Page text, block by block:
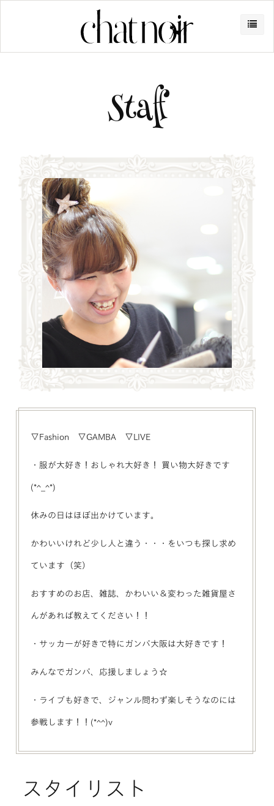
Staff
▽Fashion ▽GAMBA ▽LIVE
・服が大好き！おしゃれ大好き！ 買い物大好きです
(*^_^*)
休みの日はほぼ出かけています。
かわいいけれど少し人と違う・・・をいつも探し求め
ています（笑）
おすすめのお店、雑誌、かわいい＆変わった雑貨屋さ
んがあれば教えてください！！
・サッカーが好きで特にガンバ大阪は大好きです！
みんなでガンバ、応援しましょう☆
・ライブも好きで、ジャンル問わず楽しそうなのには
参戦します！！(*^^)v
スタイリスト